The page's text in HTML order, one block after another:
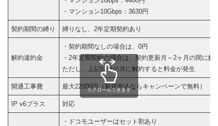
・マンション10Gbps：3630円
契約期間の縛り 縛りなし、2年定期契約あり
解約違約金
・契約期間なしの場合は、0円
・2年定期契約の場合は、契約更新月～2ヶ月の間に解
ただし、上記以外の月に解約すると料金が発生
開通工事費 最大22000円（新規申込ならキャンペーンで無料）
IP v6プラス 対応
・ドコモユーザーはセット割あり
スクロールできます